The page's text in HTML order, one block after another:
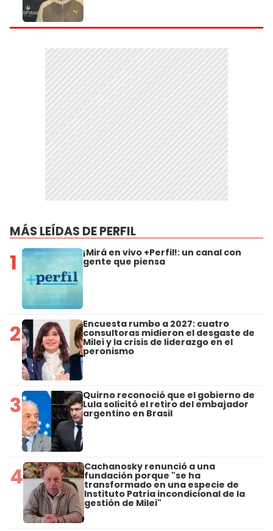
MÁS LEÍDAS DE PERFIL
1 ¡Mirá en vivo +Perfil!: un canal con
gente que piensa
2 Encuesta rumbo a 2027: cuatro
consultoras midieron el desgaste de
Milei y la crisis de liderazgo en el
peronismo
3 Quirno reconoció que el gobierno de
Lula solicitó el retiro del embajador
argentino en Brasil
4 Cachanosky renunció a una
fundación porque "se ha
transformado en una especie de
Instituto Patria incondicional de la
gestión de Milei"